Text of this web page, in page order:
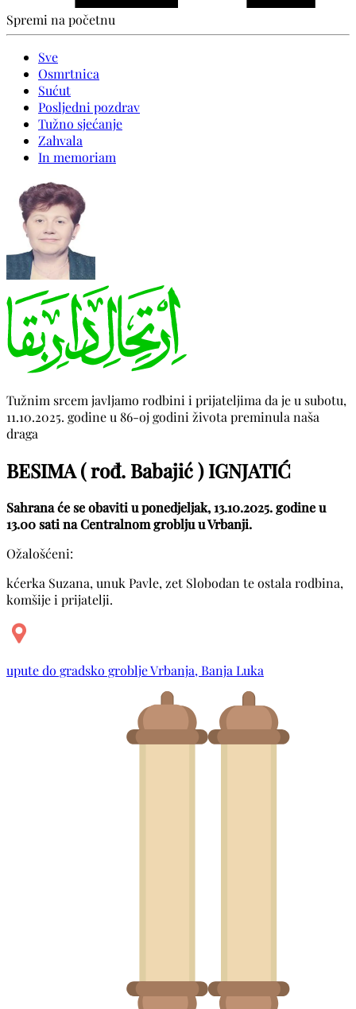
Spremi na početnu
Sve
Osmrtnica
Sućut
Posljedni pozdrav
Tužno sjećanje
Zahvala
In memoriam
Tužnim srcem javljamo rodbini i prijateljima da je u subotu,
11.10.2025. godine u 86-oj godini života preminula naša
draga
BESIMA ( rođ. Babajić ) IGNJATIĆ
Sahrana će se obaviti u ponedjeljak, 13.10.2025. godine u
13.00 sati na Centralnom groblju u Vrbanji.
Ožalošćeni:
kćerka Suzana, unuk Pavle, zet Slobodan te ostala rodbina,
komšije i prijatelji.
upute do gradsko groblje Vrbanja, Banja Luka